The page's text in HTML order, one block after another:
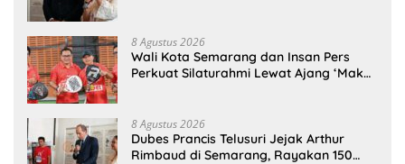
8 Agustus 2026
Wali Kota Semarang dan Insan Pers
Perkuat Silaturahmi Lewat Ajang ‘Mak
8 Agustus 2026
Dubes Prancis Telusuri Jejak Arthur
Rimbaud di Semarang, Rayakan 150